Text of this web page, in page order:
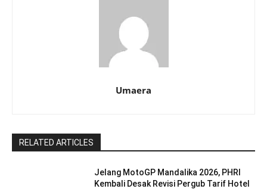
Umaera
RELATED ARTICLES
Jelang MotoGP Mandalika 2026, PHRI
Kembali Desak Revisi Pergub Tarif Hotel